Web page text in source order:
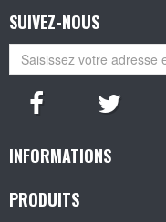
SUIVEZ-NOUS
INFORMATIONS
PRODUITS